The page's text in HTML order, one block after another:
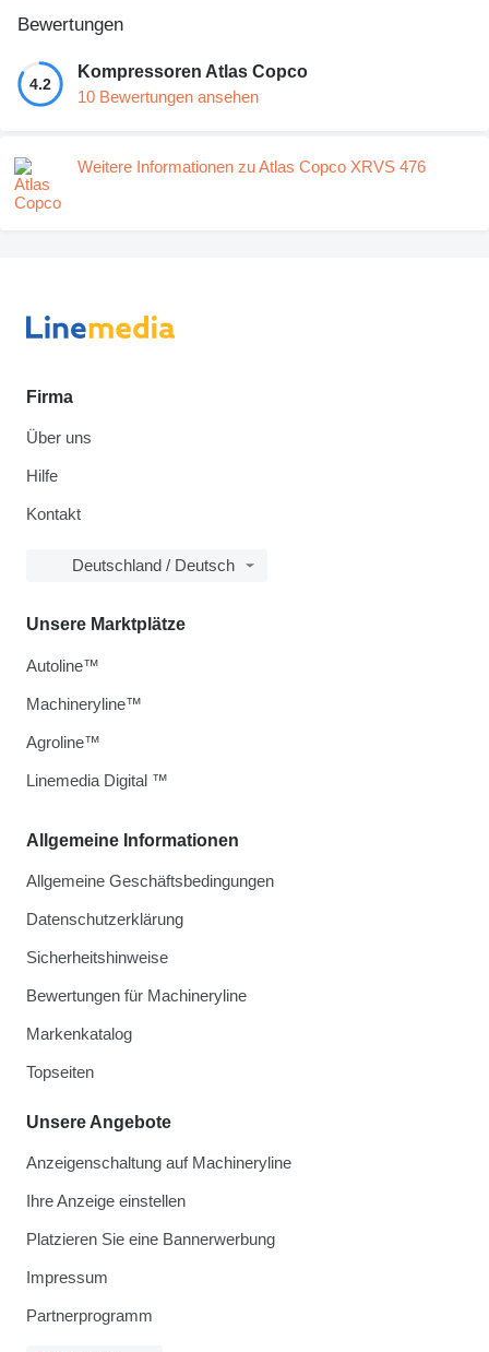
Bewertungen
4.2
Kompressoren Atlas Copco
10 Bewertungen ansehen
Weitere Informationen zu Atlas Copco XRVS 476
Firma
Über uns
Hilfe
Kontakt
Deutschland / Deutsch
Allgemeine Informationen
Allgemeine Geschäftsbedingungen
Datenschutzerklärung
Sicherheitshinweise
Bewertungen für Machineryline
Markenkatalog
Topseiten
Unsere Angebote
Anzeigenschaltung auf Machineryline
Ihre Anzeige einstellen
Platzieren Sie eine Bannerwerbung
Impressum
Partnerprogramm
Unsere Marktplätze
Autoline™
Machineryline™
Agroline™
Linemedia Digital ™